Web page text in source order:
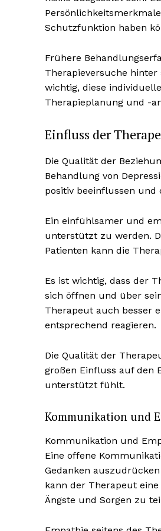
Schutzfunktion haben
Frühere
Therapieversuche hinter
wichtig, diese
Therapieplanung und -
Einfluss der
Die Qualität der
Behandlung von
positiv beeinflussen und
Ein einfühlsamer und
unterstützt zu werden.
Patienten kann die
Es ist wichtig, dass der
sich öffnen und über
Therapeut auch besser
entsprechend reagieren.
Die Qualität der
großen Einfluss auf den
unterstützt fühlt.
Kommunikation und
Kommunikation und
Eine offene
Gedanken
kann der Therapeut
Ängste und Sorgen zu